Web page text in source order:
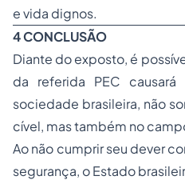
e vida dignos.
4 CONCLUSÃO
Diante do exposto, é
da referida PEC
sociedade brasileira, não
cível, mas também no
Ao não cumprir seu dever
segurança, o Estado